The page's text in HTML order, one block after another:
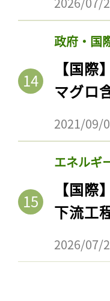
政府・国
【国
マグロ
2021/09/
エネルギ
【国
下流工
2026/07/